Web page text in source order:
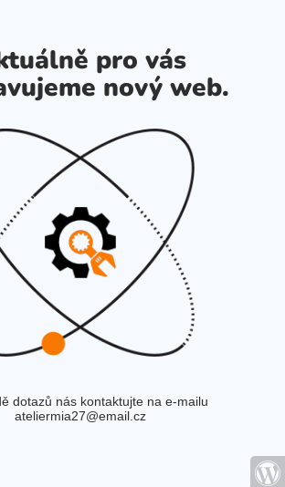
pro vás
nový web.
dotazů nás kontaktujte na e-mailu
ateliermia27@email.cz